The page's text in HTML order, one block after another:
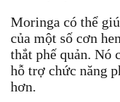
Moringa có thể
của một số cơn
thắt phế quản. Nó
hỗ trợ chức năng
hơn.